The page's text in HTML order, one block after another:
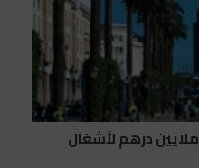
وكالة أبي رقراق تخصص 5.04 ملايين درهم لأشغال